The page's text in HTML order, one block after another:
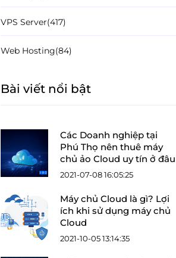
VPS Server(417)
Web Hosting(84)
Bài viết nổi bật
Các Doanh nghiệp tại
Phú Thọ nên thuê máy
chủ ảo Cloud uy tín ở đâu
2021-07-08 16:05:25
Máy chủ Cloud là gì? Lợi
ích khi sử dụng máy chủ
Cloud
2021-10-05 13:14:35